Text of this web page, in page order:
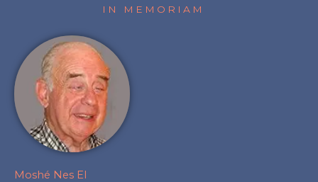
IN MEMORIAM
Moshé Nes El